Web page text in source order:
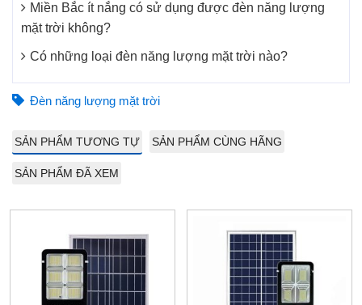
Miền Bắc ít nắng có sử dụng được đèn năng lượng
mặt trời không?
Có những loại đèn năng lượng mặt trời nào?
Đèn năng lượng mặt trời
SẢN PHẨM TƯƠNG TỰ SẢN PHẨM CÙNG HÃNG
SẢN PHẨM ĐÃ XEM